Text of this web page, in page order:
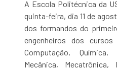
A Escola Politécnica da
quinta-feira, dia 11 de
dos formandos do
engenheiros dos
Computação,
Mecânica, Mecatrônica,